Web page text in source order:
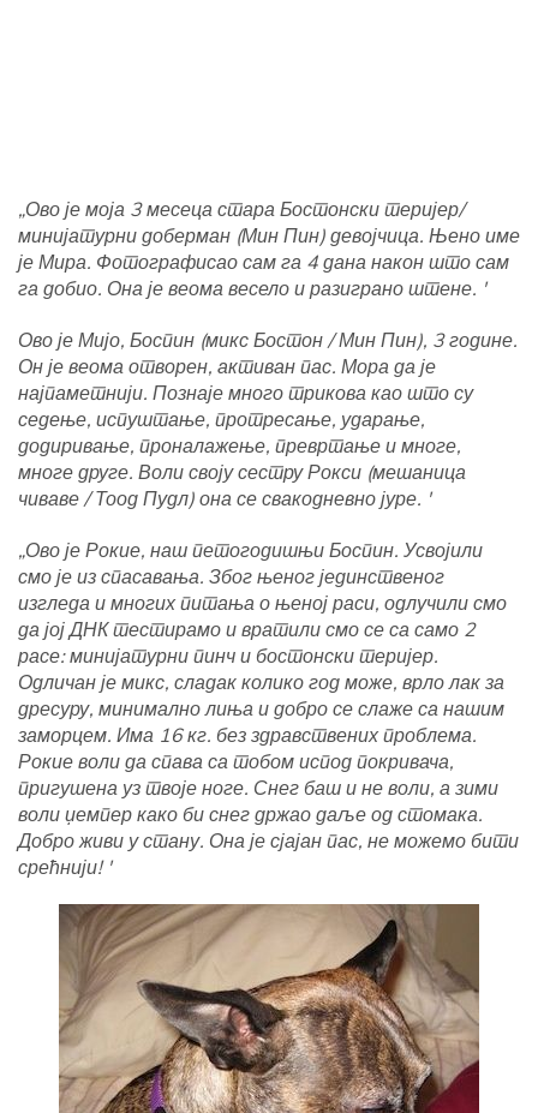
„Ово је моја 3 месеца стара Бостонски теријер/
минијатурни доберман (Мин Пин) девојчица. Њено име
је Мира. Фотографисао сам га 4 дана након што сам
га добио. Она је веома весело и разиграно штене. '
Ово је Мијо, Боспин (микс Бостон / Мин Пин), 3 године.
Он је веома отворен, активан пас. Мора да је
најпаметнији. Познаје много трикова као што су
седење, испуштање, протресање, ударање,
додиривање, проналажење, превртање и многе,
многе друге. Воли своју сестру Рокси (мешаница
чиваве / Тоод Пудл) она се свакодневно јуре. '
„Ово је Рокие, наш петогодишњи Боспин. Усвојили
смо је из спасавања. Због њеног јединственог
изгледа и многих питања о њеној раси, одлучили смо
да јој ДНК тестирамо и вратили смо се са само 2
расе: минијатурни пинч и бостонски теријер.
Одличан је микс, сладак колико год може, врло лак за
дресуру, минимално лиња и добро се слаже са нашим
заморцем. Има 16 кг. без здравствених проблема.
Рокие воли да спава са тобом испод покривача,
пригушена уз твоје ноге. Снег баш и не воли, а зими
воли џемпер како би снег држао даље од стомака.
Добро живи у стану. Она је сјајан пас, не можемо бити
срећнији! '